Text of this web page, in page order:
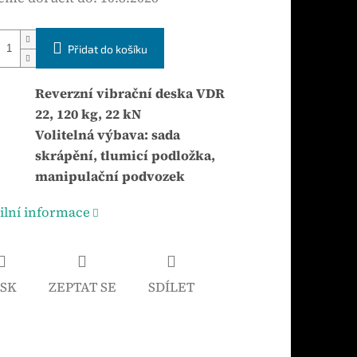
Přidat do košíku
Reverzní vibrační deska VDR
22, 120 kg, 22 kN
Volitelná výbava: sada
skrápění, tlumicí podložka,
manipulační podvozek
informace
ZEPTAT SE SDÍLET